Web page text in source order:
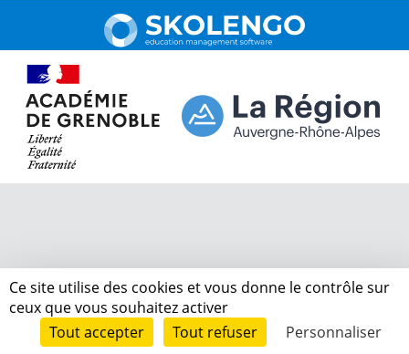
Ce site utilise des cookies et vous donne le contrôle sur
ceux que vous souhaitez activer
Tout accepter
Tout refuser Personnaliser